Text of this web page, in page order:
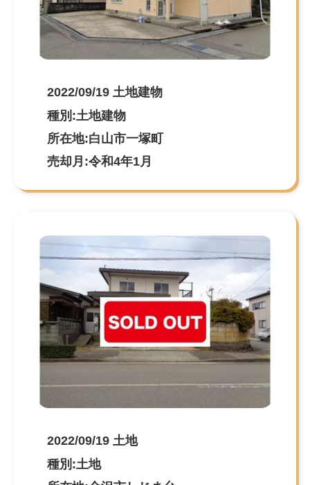
2022/09/19 土地建物
種別:土地建物
所在地:白山市一塚町
売却月:令和4年1月
2022/09/19 土地
種別:土地